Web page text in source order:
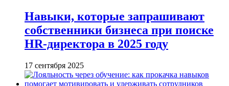
Навыки, которые запрашивают
собственники бизнеса при поиске
HR-директора в 2025 году
17 сентября 2025